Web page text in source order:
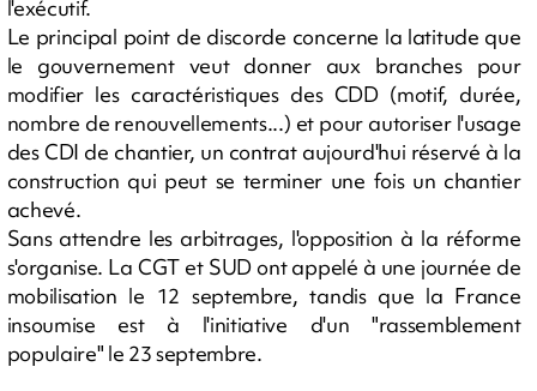
l'exécutif.
Le principal point de discorde concerne la latitude que
le gouvernement veut donner aux branches pour
modifier les caractéristiques des CDD (motif, durée,
nombre de renouvellements...) et pour autoriser l'usage
des CDI de chantier, un contrat aujourd'hui réservé à la
construction qui peut se terminer une fois un chantier
achevé.
Sans attendre les arbitrages, l'opposition à la réforme
s'organise. La CGT et SUD ont appelé à une journée de
mobilisation le 12 septembre, tandis que la France
insoumise est à l'initiative d'un "rassemblement
populaire" le 23 septembre.